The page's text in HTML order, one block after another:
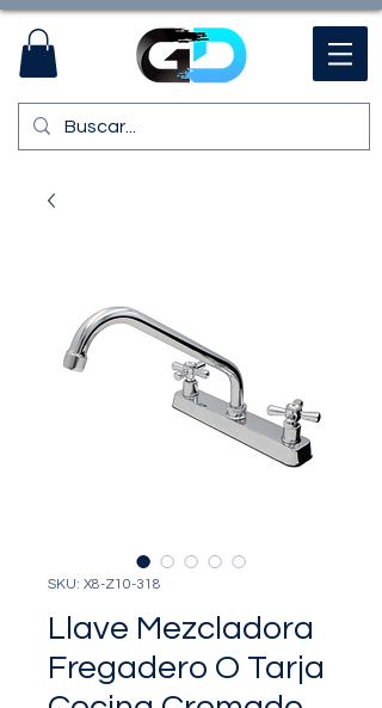
SKU: X8-Z10-318
Llave Mezcladora
Fregadero O Tarja